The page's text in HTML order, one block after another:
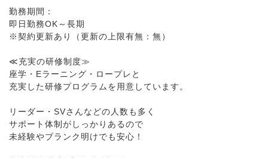
勤務期間：
即日勤務OK～長期
※契約更新あり（更新の上限有無：無）
≪充実の研修制度≫
座学・Eラーニング・ロープレと
充実した研修プログラムを用意しています。
リーダー・SVさんなどの人数も多く
サポート体制がしっかりあるので
未経験やブランク明けでも安心！